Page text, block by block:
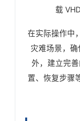
载
在实际操作中
灾难场景，
外，建立完
置、恢复步骤